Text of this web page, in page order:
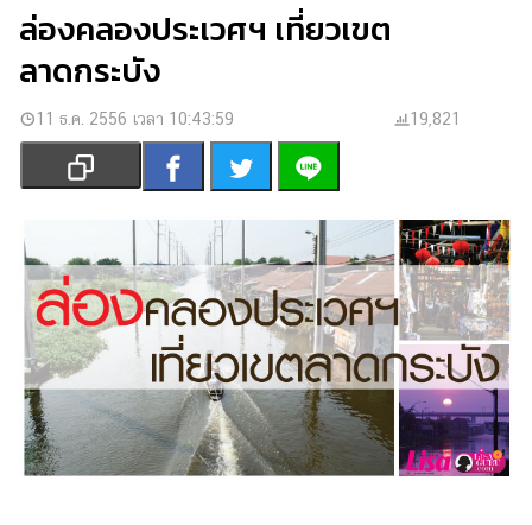
บันเทิง
รูปภาพ
ดู
หนัง
Music
ละคร
บันเทิง
เกาหลี
ไลฟ์
ไตล์
ดูด
ล่องคลองประเวศฯ เที่ยวเขต
ลาดกระบัง
11 ธ.ค. 2556 เวลา 10:43:59 19,821